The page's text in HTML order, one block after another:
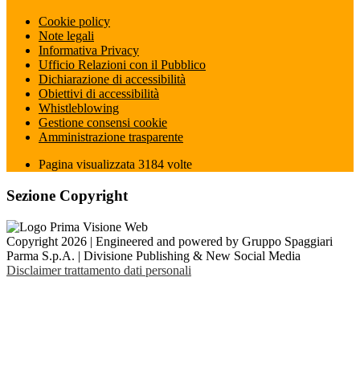
Cookie policy
Note legali
Informativa Privacy
Ufficio Relazioni con il Pubblico
Dichiarazione di accessibilità
Obiettivi di accessibilità
Whistleblowing
Gestione consensi cookie
Amministrazione trasparente
Pagina visualizzata 3184 volte
Sezione Copyright
Copyright 2026 | Engineered and powered by Gruppo Spaggiari
Parma S.p.A. | Divisione Publishing & New Social Media
Disclaimer trattamento dati personali